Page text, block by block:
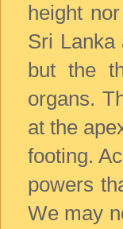
height
Sri Lanka
but the
organs.
at the
footing.
powers
We may